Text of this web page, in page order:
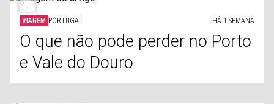
VIAGEM PORTUGAL HÁ 1 SEMANA
O que não pode perder no Porto
e Vale do Douro